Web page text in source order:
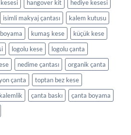
hangover kit
hediye kesesi
isimli makyaj çantası
kalem kutusu
kumaş kese
küçük kese
logolu kese
logolu çanta
nedime çantası
organik çanta
çanta
toptan bez kese
çanta baskı
çanta boyama